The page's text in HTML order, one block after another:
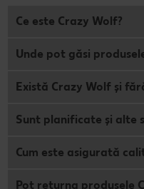
Ce este Crazy Wolf?
Unde pot găsi
Există Crazy Wolf și
Sunt planificate și alte
Cum este asigurată
Pot returna produsele